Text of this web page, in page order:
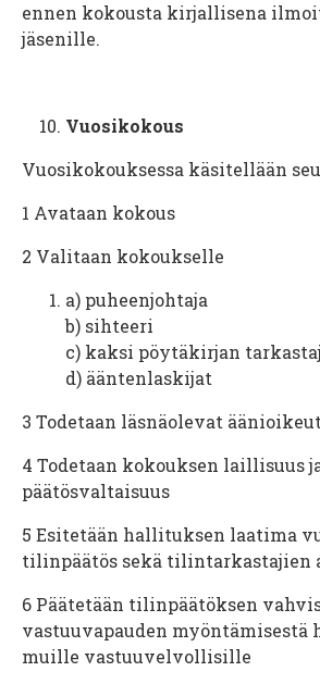
ennen kokousta kirjallisena
jäsenille.
Vuosikokous
Vuosikokouksessa käsitellään
1 Avataan kokous
2 Valitaan kokoukselle
a) puheenjohtaja
b) sihteeri
c) kaksi pöytäkirjan
d) ääntenlaskijat
3 Todetaan läsnäolevat
4 Todetaan kokouksen laillisuus
päätösvaltaisuus
5 Esitetään hallituksen laatima
tilinpäätös sekä tilintarkastajien
6 Päätetään tilinpäätöksen
vastuuvapauden myöntämisestä
muille vastuuvelvollisille